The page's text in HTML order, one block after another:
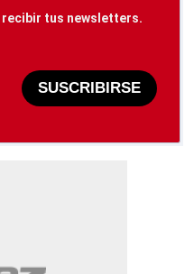
tus newsletters.
SUSCRIBIRSE